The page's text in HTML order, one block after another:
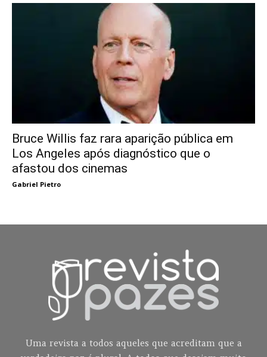
Bruce Willis faz rara aparição pública em
Los Angeles após diagnóstico que o
afastou dos cinemas
Gabriel Pietro
Uma revista a todos aqueles que acreditam que a